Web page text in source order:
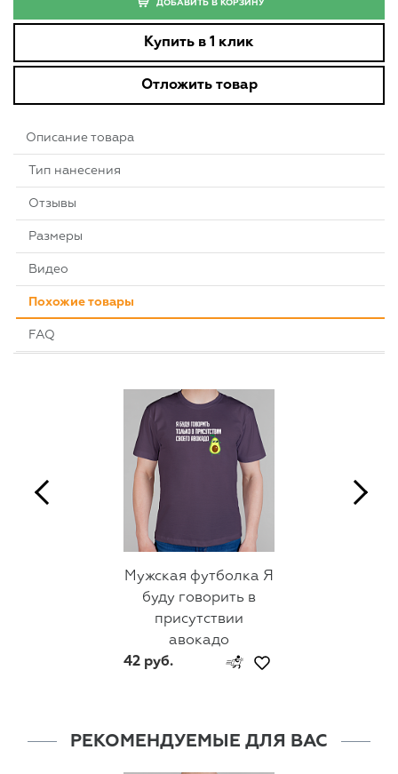
ДОБАВИТЬ В КОРЗИНУ
Купить в 1 клик
Отложить товар
Описание товара
Тип нанесения
Отзывы
Размеры
Видео
Похожие товары
FAQ
Мужская футболка Я
буду говорить в
присутствии
авокадо
42 руб.
РЕКОМЕНДУЕМЫЕ ДЛЯ ВАС